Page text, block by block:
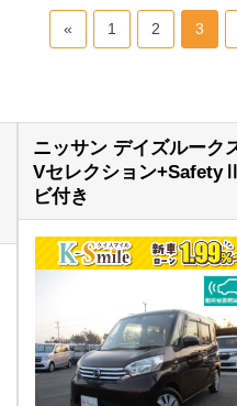
« 1 2 3
ニッサン デイズルーク
Vセレクション
ビ付き